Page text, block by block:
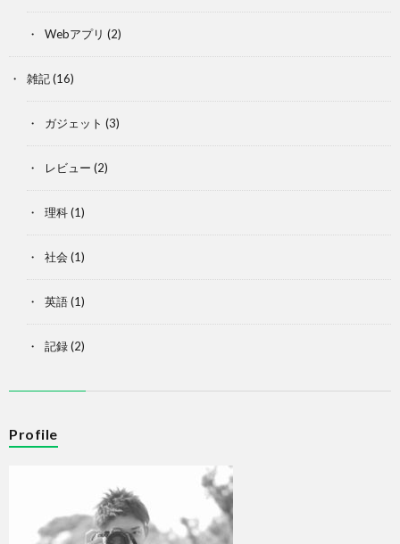
Webアプリ (2)
雑記(16)
ガジェット (3)
レビュー (2)
理科(1)
社会 (1)
英語(1)
記録(2)
Profile